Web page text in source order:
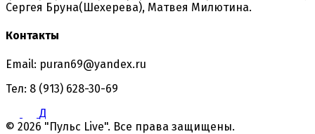
Сергея Бруна(Шехерева), Матвея Милютина.
Контакты
Email: puran69@yandex.ru
Тел: 8 (913) 628-30-69
Д
© 2026 "Пульс Live". Все права защищены.